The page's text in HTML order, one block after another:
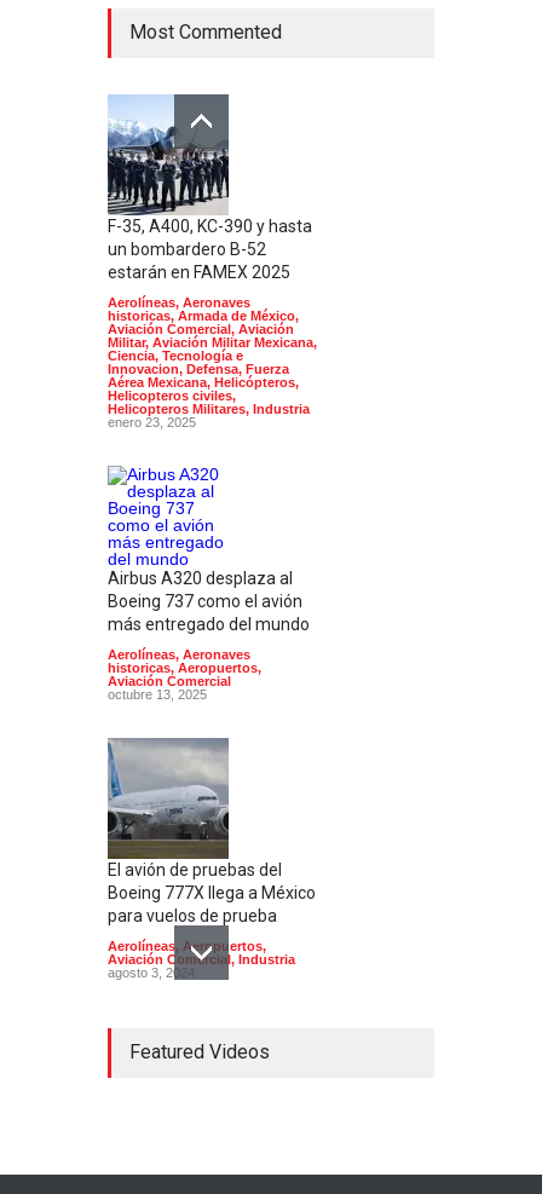
Most Commented
F-35, A400, KC-390 y hasta
un bombardero B-52
estarán en FAMEX 2025
Aerolíneas, Aeronaves
historicas, Armada de México,
Aviación Comercial, Aviación
Militar, Aviación Militar Mexicana,
Ciencia, Tecnología e
Innovacion, Defensa, Fuerza
Aérea Mexicana, Helicópteros,
Helicopteros civiles,
Helicopteros Militares, Industria
enero 23, 2025
Airbus A320 desplaza al
Boeing 737 como el avión
más entregado del mundo
Aerolíneas, Aeronaves
historicas, Aeropuertos,
Aviación Comercial
octubre 13, 2025
El avión de pruebas del
Boeing 777X llega a México
para vuelos de prueba
Aerolíneas, Aeropuertos,
Aviación Comercial, Industria
agosto 3, 2024
con cero emisiones
Featured Videos